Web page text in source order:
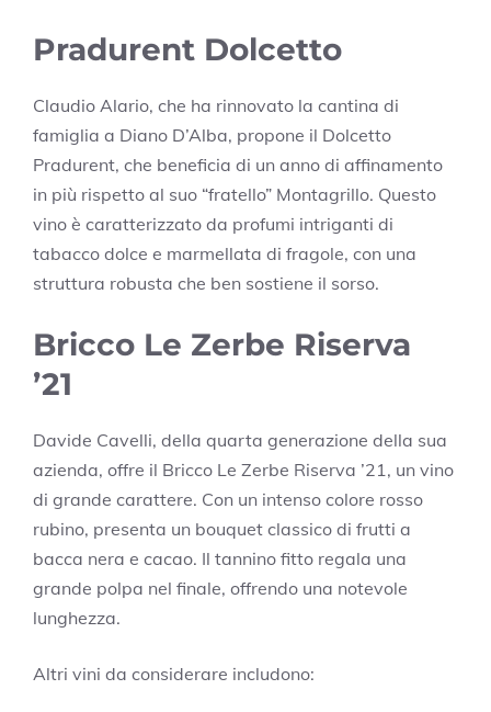
Pradurent Dolcetto
Claudio Alario, che ha rinnovato la cantina di
famiglia a Diano D’Alba, propone il Dolcetto
Pradurent, che beneficia di un anno di affinamento
in più rispetto al suo “fratello” Montagrillo. Questo
vino è caratterizzato da profumi intriganti di
tabacco dolce e marmellata di fragole, con una
struttura robusta che ben sostiene il sorso.
Bricco Le Zerbe Riserva
’21
Davide Cavelli, della quarta generazione della sua
azienda, offre il Bricco Le Zerbe Riserva ’21, un vino
di grande carattere. Con un intenso colore rosso
rubino, presenta un bouquet classico di frutti a
bacca nera e cacao. Il tannino fitto regala una
grande polpa nel finale, offrendo una notevole
lunghezza.
Altri vini da considerare includono: